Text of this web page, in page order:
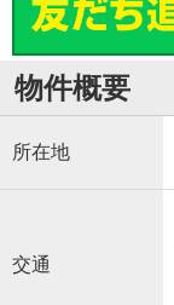
物件概要
所在地
交通